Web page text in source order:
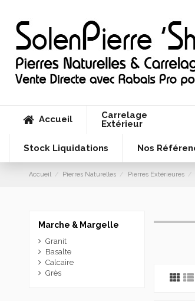
Accueil
Carrelage
Extérieur
Stock Liquidations
Nos
Accueil Pierres Naturelles Pierres Extérieures
Marche & Margelle
Granit
Basalte
Calcaire
Grès